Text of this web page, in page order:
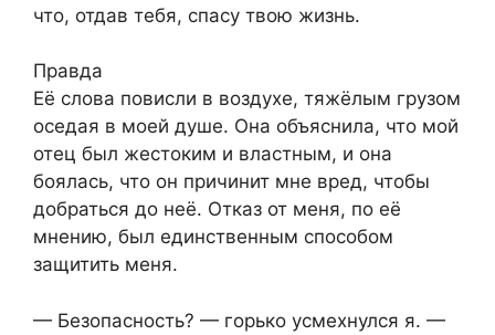
что, отдав тебя, спасу твою жизнь.
Правда
Её слова повисли в воздухе, тяжёлым грузом
оседая в моей душе. Она объяснила, что мой
отец был жестоким и властным, и она
боялась, что он причинит мне вред, чтобы
добраться до неё. Отказ от меня, по её
мнению, был единственным способом
защитить меня.
— Безопасность? — горько усмехнулся я. —